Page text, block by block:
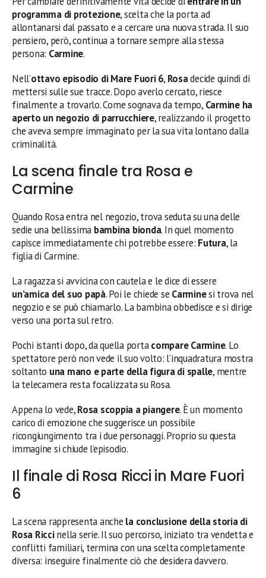
programma di protezione, scelta che la porta ad
allontanarsi dal passato e a cercare una nuova strada. Il suo
pensiero, però, continua a tornare sempre alla stessa
persona: Carmine.
Nell’ottavo episodio di Mare Fuori 6, Rosadecide quindi di
mettersi sulle sue tracce. Dopo averlo cercato, riesce
finalmente a trovarlo. Come sognava da tempo, Carmine ha
aperto un negozio di parrucchiere, realizzando il progetto
che aveva sempre immaginato per la sua vita lontano dalla
criminalità.
La scena finale tra Rosa e
Carmine
Quando Rosa entra nel negozio, trova seduta su una delle
sedie una bellissima bambina bionda. In quel momento
capisce immediatamente chi potrebbe essere: Futura, la
figlia di Carmine.
La ragazza si avvicina con cautela e le dice di essere
un’amica del suo papà. Poi le chiede se Carminesi trova nel
negozio e se può chiamarlo. La bambina obbedisce e si dirige
verso una porta sul retro.
Pochi istanti dopo, da quella portacompare Carmine. Lo
spettatore però non vede il suo volto: l’inquadratura mostra
soltanto una mano e parte della figura di spalle, mentre
la telecamera resta focalizzata su Rosa.
Appena lo vede,Rosa scoppia a piangere. È un momento
carico di emozione che suggerisce un possibile
ricongiungimento tra i due personaggi. Proprio su questa
immagine si chiude l’episodio.
Il finale di Rosa Ricci in Mare Fuori
6
La scena rappresenta anche la conclusione della storia di
Rosa Riccinella serie. Il suo percorso, iniziato tra vendetta e
conflitti familiari, termina con una scelta completamente
diversa: inseguire finalmente ciò che desidera davvero.